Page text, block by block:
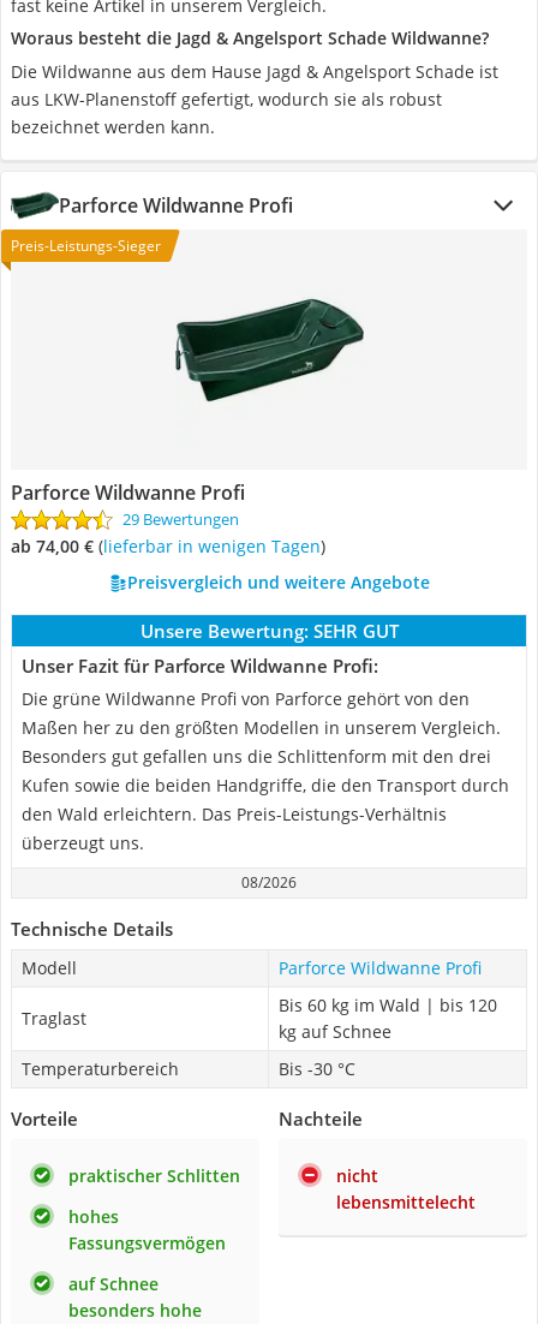
fast keine Artikel in unserem Vergleich.
Woraus besteht die ‎Jagd & Angelsport Schade Wildwanne?
Die Wildwanne aus dem Hause ‎Jagd & Angelsport Schade ist
aus LKW-Planenstoff gefertigt, wodurch sie als robust
bezeichnet werden kann.
Parforce Wildwanne Profi
Preis-Leistungs-Sieger
Parforce Wildwanne Profi
29 Bewertungen
ab 74,00 € ( Lieferbar in wenigen Tagen)
Preisvergleich und weitere Angebote
Unsere Bewertung: SEHR GUT
Unser Fazit für Parforce Wildwanne Profi:
Die grüne Wildwanne Profi von Parforce gehört von den
Maßen her zu den größten Modellen in unserem Vergleich.
Besonders gut gefallen uns die Schlittenform mit den drei
Kufen sowie die beiden Handgriffe, die den Transport durch
den Wald erleichtern. Das Preis-Leistungs-Verhältnis
überzeugt uns.
08/2026
Technische Details
Modell Parforce Wildwanne Profi
Traglast
Bis 60 kg im Wald | bis 120
kg auf Schnee
Temperaturbereich
Bis -30 °C
Vorteile
praktischer Schlitten
hohes
Fassungsvermögen
auf Schnee
besonders hohe
Nachteile
nicht
lebensmittelecht